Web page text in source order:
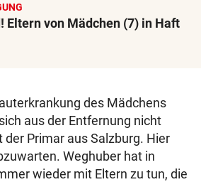
Eltern von Mädchen (7) in Haft
des Mädchens
aus der Entfernung nicht
Primar aus Salzburg. Hier
Weghuber hat in
wieder mit Eltern zu tun, die